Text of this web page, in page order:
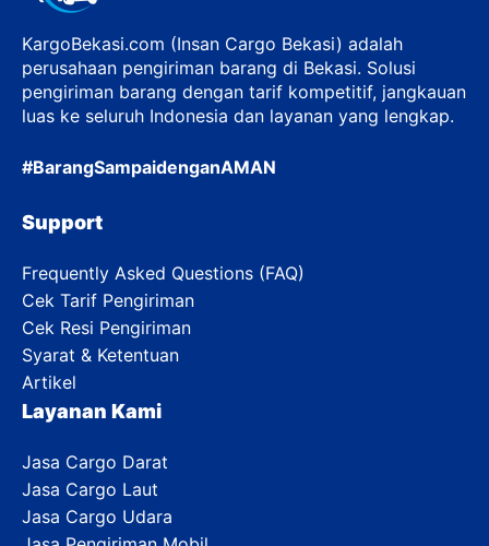
KargoBekasi.com (Insan Cargo Bekasi) adalah
perusahaan pengiriman barang di Bekasi. Solusi
pengiriman barang dengan tarif kompetitif, jangkauan
luas ke seluruh Indonesia dan layanan yang lengkap.
#BarangSampaidenganAMAN
Support
Frequently Asked Questions (FAQ)
Cek Tarif Pengiriman
Cek Resi Pengiriman
Syarat & Ketentuan
Artikel
Layanan Kami
Jasa Cargo Darat
Jasa Cargo Laut
Jasa Cargo Udara